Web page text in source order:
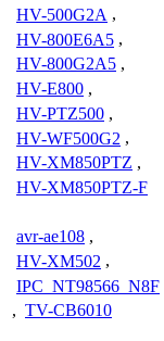
HV-500G2A ,
HV-800E6A5 ,
HV-800G2A5 ,
HV-E800 ,
HV-PTZ500 ,
HV-WF500G2 ,
HV-XM850PTZ ,
HV-XM850PTZ-F
avr-ae108 ,
HV-XM502 ,
IPC_NT98566_N8F
, TV-CB6010